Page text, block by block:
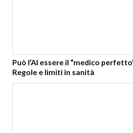
Può l’AI essere il “medico
Regole e limiti in sanità